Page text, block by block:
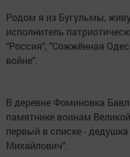
Родом я из Бугульмы,
исполнитель
"Россия", "Сожжённая
войне".
В деревне Фоминовка
памятнике воинам
первый в списке -
Михайлович".